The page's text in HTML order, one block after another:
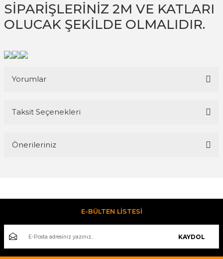
SİPARİŞLERİNİZ 2M VE KATLARI
OLUCAK ŞEKİLDE OLMALIDIR.
Yorumlar
Taksit Seçenekleri
Önerileriniz
Görüş ve önerileriniz için teşekkür ederiz.
Ürün resmi kalitesiz, bozuk veya görüntülenemiyor.
Ürün açıklamasında eksik bilgiler bulunuyor.
Ürün bilgilerinde hatalar bulunuyor.
E-BÜLTEN LİSTESİ
KAYDOL